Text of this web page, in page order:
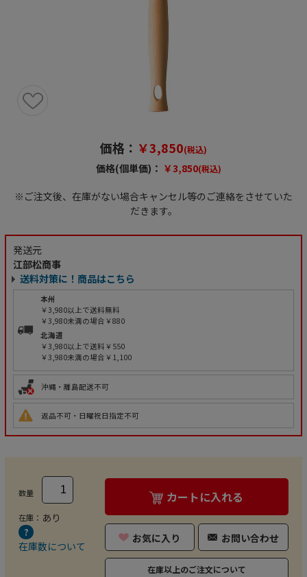
価格： ￥3,850(税込)
価格(個単価)： ￥3,850(税込)
※ご注文後、在庫がない場合キャンセル等のご連絡をさせていた
だきます。
発送元
江部松商事
送料対策に！商品はこちら
本州
￥3,980以上で送料無料
￥3,980未満の場合￥880
北海道
￥3,980以上で送料￥550
￥3,980未満の場合￥1,100
沖縄・離島配送不可
返品不可・日曜祝日指定不可
数量
在庫： あり
在庫数について
カートに入れる
お気に入り お問い合わせ
在庫以上のご注文について